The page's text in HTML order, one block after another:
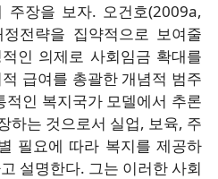
주장을 보자. 오건호(2009a,
전략을 집약적으로 보여줄
인 의제로 사회임금 확대를
급여를 총괄한 개념적 범주
적인 복지국가 모델에서 추론
하는 것으로서 실업, 보육, 주
필요에 따라 복지를 제공하
설명한다. 그는 이러한 사회